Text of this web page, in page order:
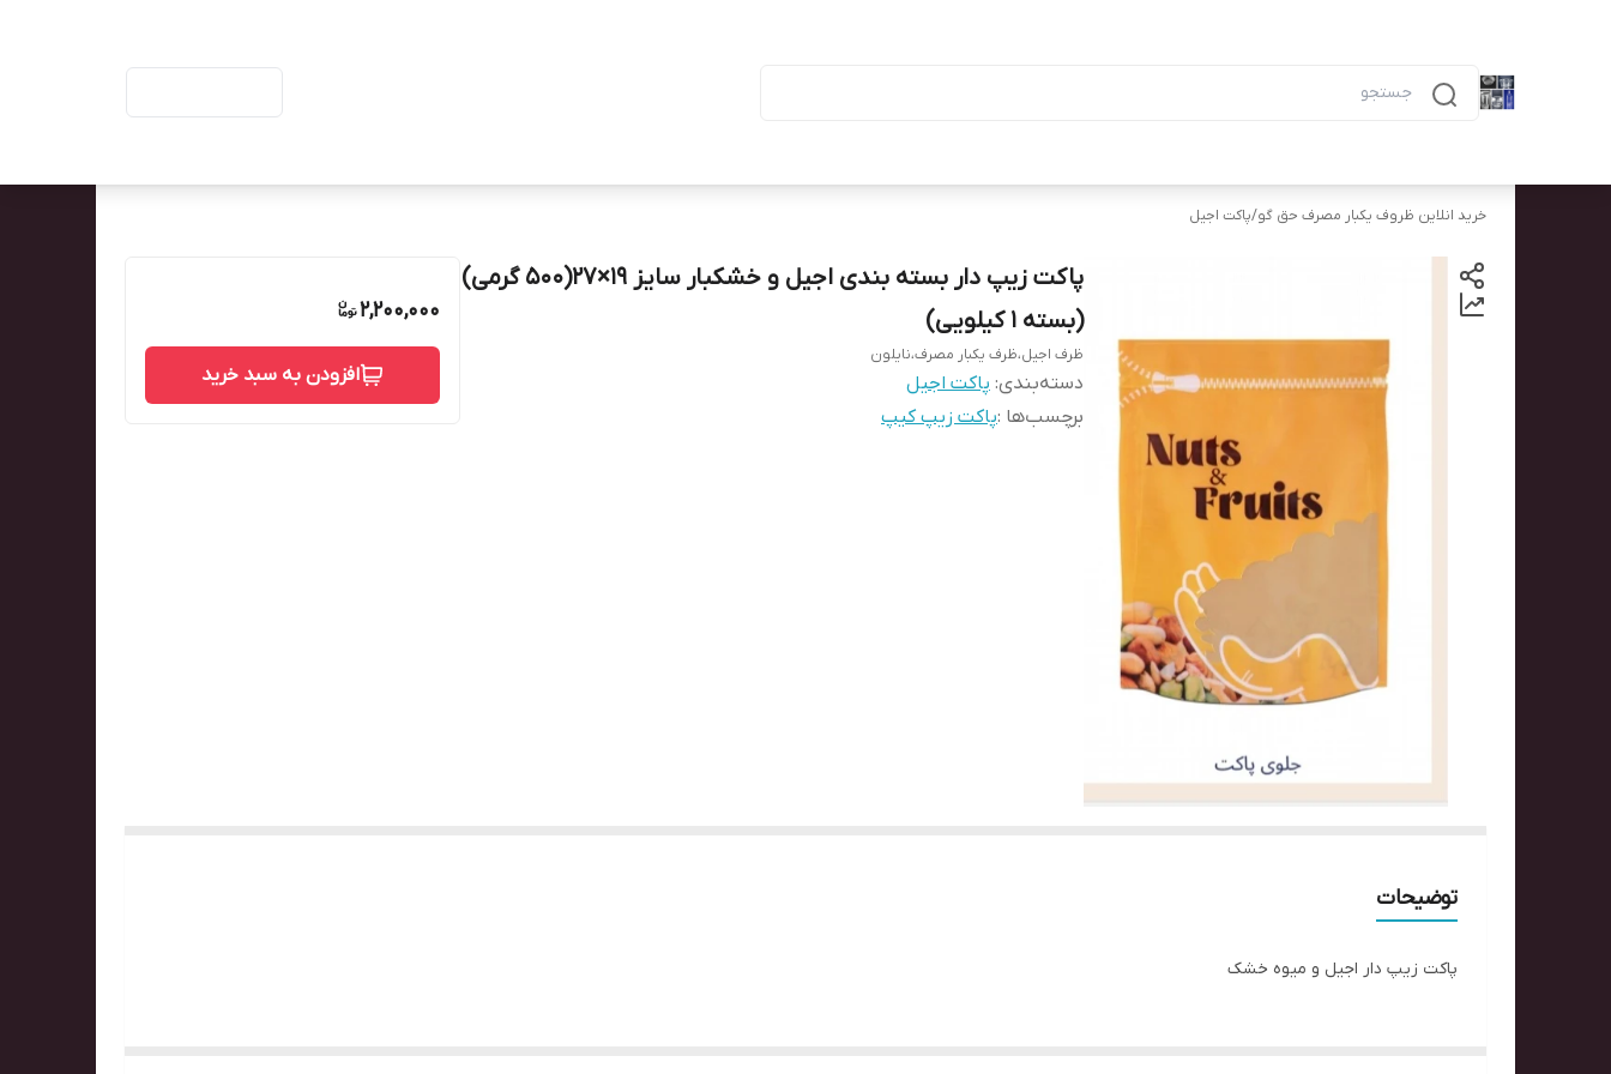
خرید انلاین ظروف یکبار مصرف حق گو/پاکت اجیل
پاکت زیپ دار بسته بندی اجیل و خشکبار سایز ۱۹×۲۷(۵۰۰ گرمی)
(بسته ۱ کیلویی)
ظرف اجیل،ظرف یکبار مصرف،نایلون
دسته‌بندی: پاکت اجیل
برچسب‌ها :پاکت زیپ کیپ
2,200,000
افزودن به سبد خرید
توضیحات
پاکت زیپ دار اجیل و میوه خشک